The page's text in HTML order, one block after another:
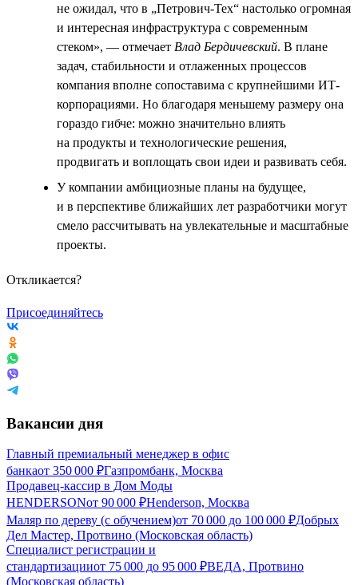
не ожидал, что в „Петрович-Тех“ настолько огромная
и интересная инфраструктура с современным
стеком», — отмечает Влад Бердичевский. В плане
задач, стабильности и отлаженных процессов
компания вполне сопоставима с крупнейшими ИТ-
корпорациями. Но благодаря меньшему размеру она
гораздо гибче: можно значительно влиять
на продукты и технологические решения,
продвигать и воплощать свои идеи и развивать себя.
У компании амбициозные планы на будущее,
и в перспективе ближайших лет разработчики могут
смело рассчитывать на увлекательные и масштабные
проекты.
Откликается?
Присоединяйтесь
Вакансии дня
Главный премиальный менеджер в офис
банкаот 350 000 ₽Газпромбанк, Москва
Продавец-кассир в Дом Моды
HENDERSONот 90 000 ₽Henderson, Москва
Маляр по дереву (с обучением)от 70 000 до 100 000 ₽Добрых
Дел Мастер, Протвино (Московская область)
Специалист регистрации и
стандартизацииот 75 000 до 95 000 ₽ВЕДА, Протвино
(Московская область)